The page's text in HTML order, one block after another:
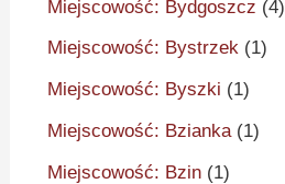
Miejscowość: Bydgoszcz (4)
Miejscowość: Bystrzek (1)
Miejscowość: Byszki (1)
Miejscowość: Bzianka(1)
Miejscowość: Bzin (1)